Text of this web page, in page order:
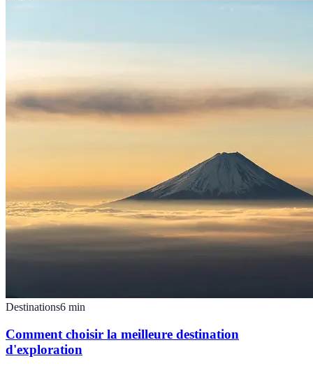
Destinations6 min
Comment choisir la meilleure destination
d'exploration